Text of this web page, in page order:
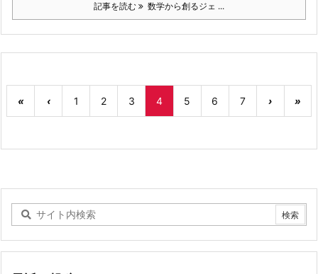
記事を読む 数学から創るジェ ...
« ‹ 1 2 3 4 5 6 7 › »